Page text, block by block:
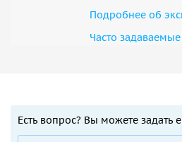
Подробнее об
Часто
Есть вопрос? Вы можете задать